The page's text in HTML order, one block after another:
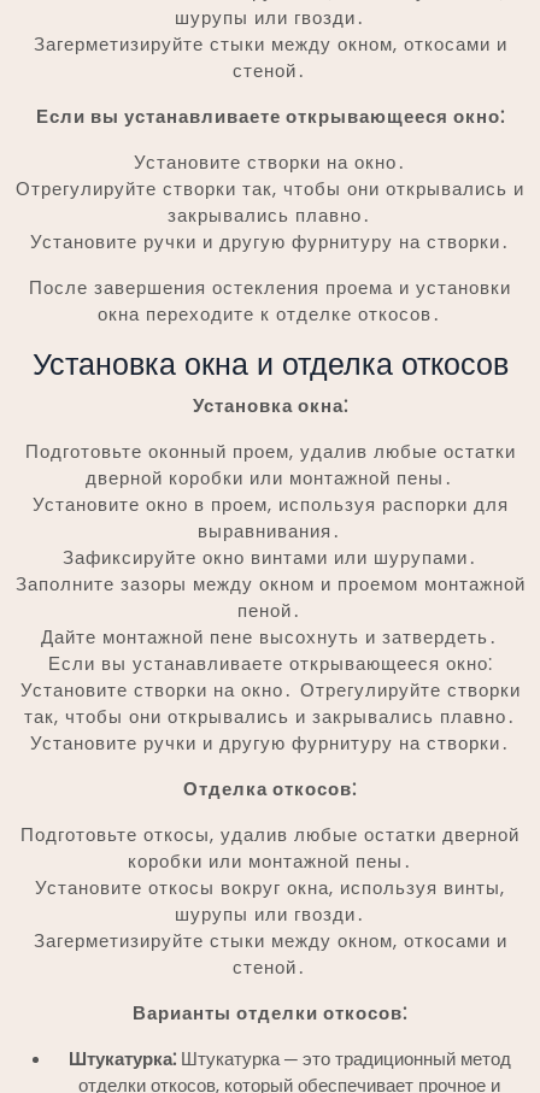
шурупы или гвозди․
Загерметизируйте стыки между окном, откосами и
стеной․
Если вы устанавливаете открывающееся окно⁚
Установите створки на окно․
Отрегулируйте створки так, чтобы они открывались и
закрывались плавно․
Установите ручки и другую фурнитуру на створки․
После завершения остекления проема и установки
окна переходите к отделке откосов․
Установка окна и отделка откосов
Установка окна⁚
Подготовьте оконный проем, удалив любые остатки
дверной коробки или монтажной пены․
Установите окно в проем, используя распорки для
выравнивания․
Зафиксируйте окно винтами или шурупами․
Заполните зазоры между окном и проемом монтажной
пеной․
Дайте монтажной пене высохнуть и затвердеть․
Если вы устанавливаете открывающееся окно⁚
Установите створки на окно․ Отрегулируйте створки
так, чтобы они открывались и закрывались плавно․
Установите ручки и другую фурнитуру на створки․
Отделка откосов⁚
Подготовьте откосы, удалив любые остатки дверной
коробки или монтажной пены․
Установите откосы вокруг окна, используя винты,
шурупы или гвозди․
Загерметизируйте стыки между окном, откосами и
стеной․
Варианты отделки откосов⁚
Штукатурка⁚Штукатурка ─ это традиционный метод
отделки откосов, который обеспечивает прочное и